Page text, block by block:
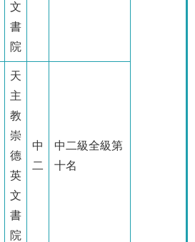
文
書
院
天
主
教
崇
德
英
文
書
院
中
二
中二級全級第
十名